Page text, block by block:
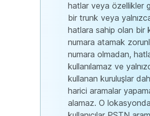
hatlar veya özellikler
bir trunk veya
hatlara sahip olan bir
numara atamak
numara olmadan,
kullanılamaz ve
kullanan kuruluşlar
harici aramalar
alamaz. O